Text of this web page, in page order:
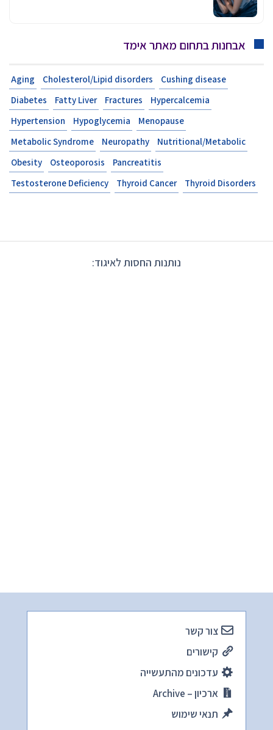
אבחנות בתחום מאתר אימד
Aging Cholesterol/Lipid disorders
Cushing disease
Diabetes
Fatty Liver Fractures
Hypercalcemia
Hypertension
Hypoglycemia
Menopause
Metabolic Syndrome
Neuropathy
Nutritional/Metabolic
Obesity
Osteoporosis
Pancreatitis
Testosterone Deficiency
Thyroid Cancer Thyroid Disorders
נותנות החסות לאיגוד:
צור קשר
קישורים
עדכונים מהתעשייה
ארכיון – Archive
תנאי שימוש